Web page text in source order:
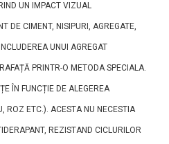
UN IMPACT VIZUAL
DE CIMENT, NISIPURI, AGREGATE,
UNUI AGREGAT
PRINTR-O METODA SPECIALA.
ÎN FUNCȚIE DE ALEGEREA
ROZ ETC.). ACESTA NU NECESTIA
REZISTAND CICLURILOR